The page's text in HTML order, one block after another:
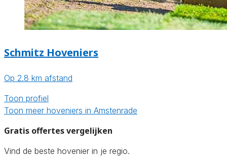
Schmitz Hoveniers
Op 2.8 km afstand
Toon profiel
Toon meer hoveniers in Amstenrade
Gratis offertes vergelijken
Vind de beste hovenier in je regio.